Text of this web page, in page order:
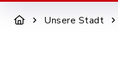
Unsere Stadt